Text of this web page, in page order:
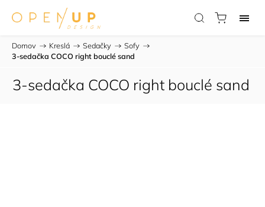
Domov / Kreslá / Sedačky / Sofy /
3-sedačka COCO right bouclé sand
3-sedačka COCO right bouclé sand